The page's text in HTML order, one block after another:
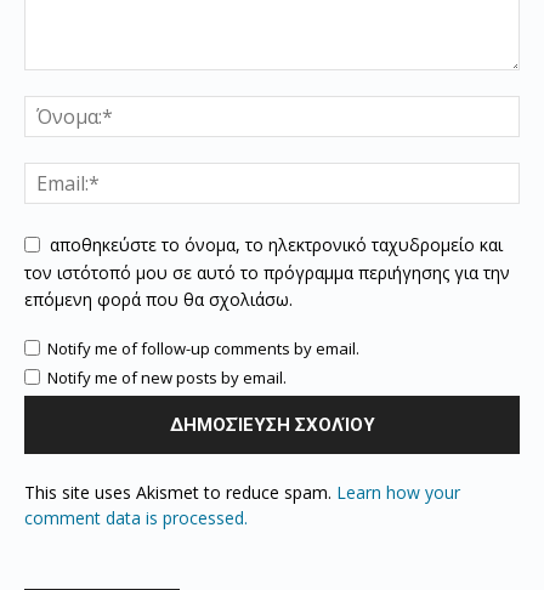
αποθηκεύστε το όνομα, το ηλεκτρονικό ταχυδρομείο και
τον ιστότοπό μου σε αυτό το πρόγραμμα περιήγησης για την
επόμενη φορά που θα σχολιάσω.
Notify me of follow-up comments by email.
Notify me of new posts by email.
This site uses Akismet to reduce spam. Learn how your
comment data is processed.